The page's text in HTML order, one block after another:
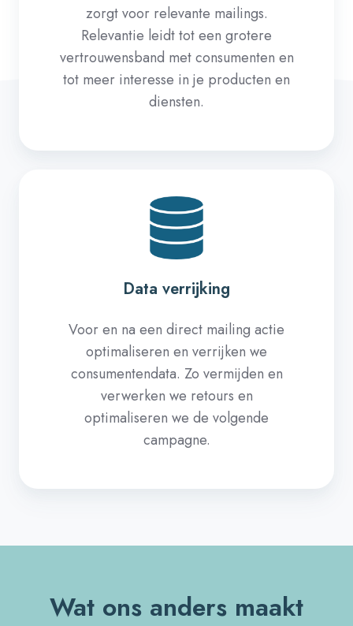
zorgt voor relevante mailings.
Relevantie leidt tot een grotere
vertrouwensband met consumenten en
tot meer interesse in je producten en
diensten.
Data verrijking
Voor en na een direct mailing actie
optimaliseren en verrijken we
consumentendata. Zo vermijden en
verwerken we retours en
optimaliseren we de volgende
campagne.
Wat ons anders maakt​